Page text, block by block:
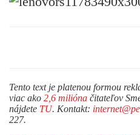
Tento text je platenou formou
viac ako 2,6 milióna čitateľov
nájdete TU. Kontakt:
227.